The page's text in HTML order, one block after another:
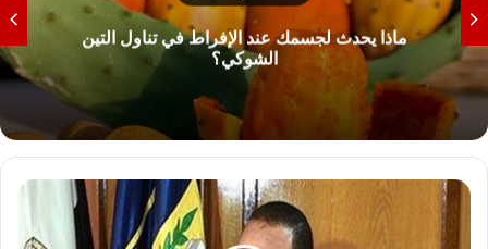
ماذا يحدث لجسمك عند الإفراط في تناول التين
الشوكي؟
محافظ
الشرقية
تنفيذ